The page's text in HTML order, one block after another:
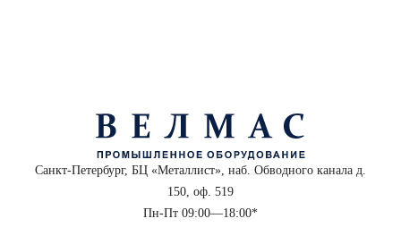
Санкт-Петербург, БЦ «Металлист», наб. Обводного канала д.
150, оф. 519
Пн-Пт 09:00—18:00*